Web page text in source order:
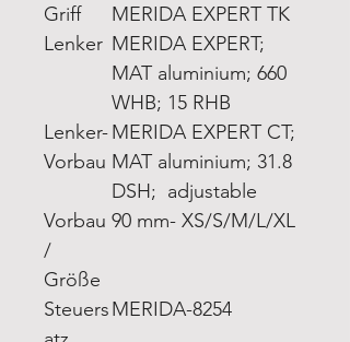
Griff
MERIDA EXPERT TK
Lenker MERIDA EXPERT;
MAT aluminium; 660
WHB; 15 RHB
Lenker-
Vorbau
MERIDA EXPERT CT;
MAT aluminium; 31.8
DSH; adjustable
Vorbau
/
Größe
90 mm- XS/S/M/L/XL
SteuersMERIDA-8254